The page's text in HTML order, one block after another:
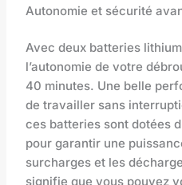
Autonomie et sécurité
Avec deux batteries
l’autonomie de votre
40 minutes. Une belle
de travailler sans
ces batteries sont dotées
pour garantir une
surcharges et les
signifie que vous pouvez